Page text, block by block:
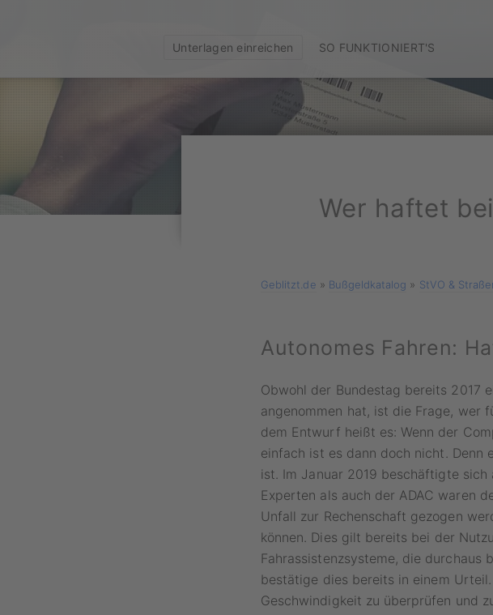
Unterlagen einreichen SO FUNKTIONIERT'S
Wer haftet
Geblitzt.de » Bußgeldkatalog » StVO &
Autonomes Fahren:
Obwohl der Bundestag bereits 2017
angenommen hat, ist die Frage, wer
dem Entwurf heißt es: Wenn der
einfach ist es dann doch nicht. Denn
ist. Im Januar 2019 beschäftigte
Experten als auch der ADAC waren
Unfall zur Rechenschaft gezogen
können. Dies gilt bereits bei der
Fahrassistenzsysteme, die durchaus
bestätige dies bereits in einem
Geschwindigkeit zu überprüfen und